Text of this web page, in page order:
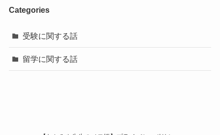
Categories
受験に関する話
留学に関する話